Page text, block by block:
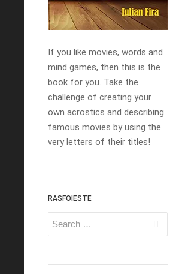
If you like movies, words and
mind games, then this is the
book for you. Take the
challenge of creating your
own acrostics and describing
famous movies by using the
very letters of their titles!
RASFOIESTE